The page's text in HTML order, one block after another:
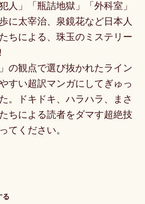
人」「瓶詰地獄」「外科室」
太宰治、泉鏡花など日本人
ちによる、珠玉のミステリー
の観点で選び抜かれたライン
すい超訳マンガにしてぎゅっ
。ドキドキ、ハラハラ、まさ
ちによる読者をダマす超絶技
てください。
る